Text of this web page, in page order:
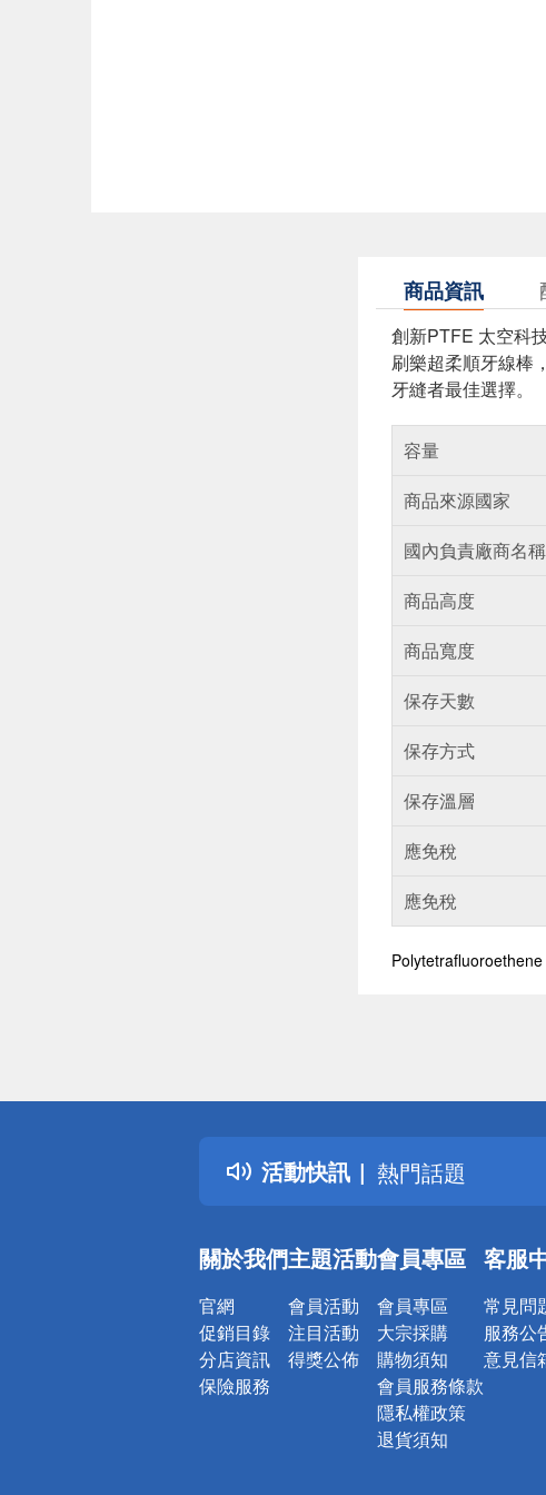
商品資訊
創新PTFE 太空科
刷樂超柔順牙線棒
牙縫者最佳選擇。
容量
商品來源國家
國內負責廠商名稱
商品高度
商品寬度
保存天數
保存方式
保存溫層
應免稅
應免稅
活動快訊
詐騙網頁！請小
得獎公告
熱門話題
銀行優惠
詐騙網頁！請小
關於我們
官網
促銷目錄
分店資訊
保險服務
主題活動
會員活動
注目活動
得獎公佈
會員專區
會員專區
大宗採購
購物須知
會員服務條款
隱私權政策
退貨須知
客服
常見問
服務公
意見信